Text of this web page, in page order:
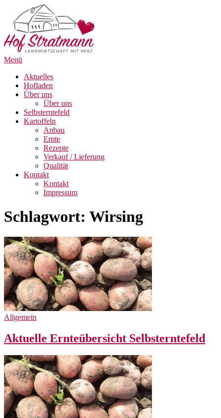
Inhalt
springen
Menü
Aktuelles
Hofladen
Über uns
Über uns
Selbsterntefeld
Kartoffeln
Anbau
Ernte
Rezepte
Verkauf / Lieferung
Qualität
Kontakt
Kontakt
Impressum
Schlagwort: Wirsing
Allgemein
Aktuelle Ernteübersicht Selbsterntefeld